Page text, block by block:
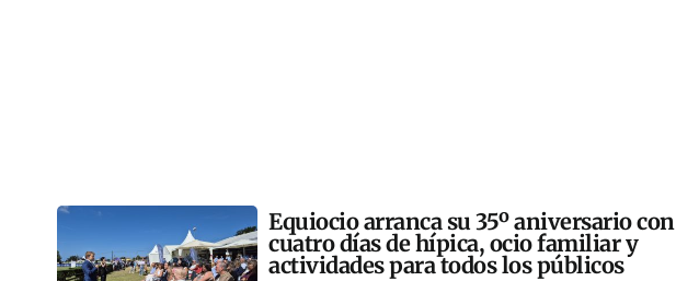
Equiocio arranca su 35º aniversario con
cuatro días de hípica, ocio familiar y
actividades para todos los públicos